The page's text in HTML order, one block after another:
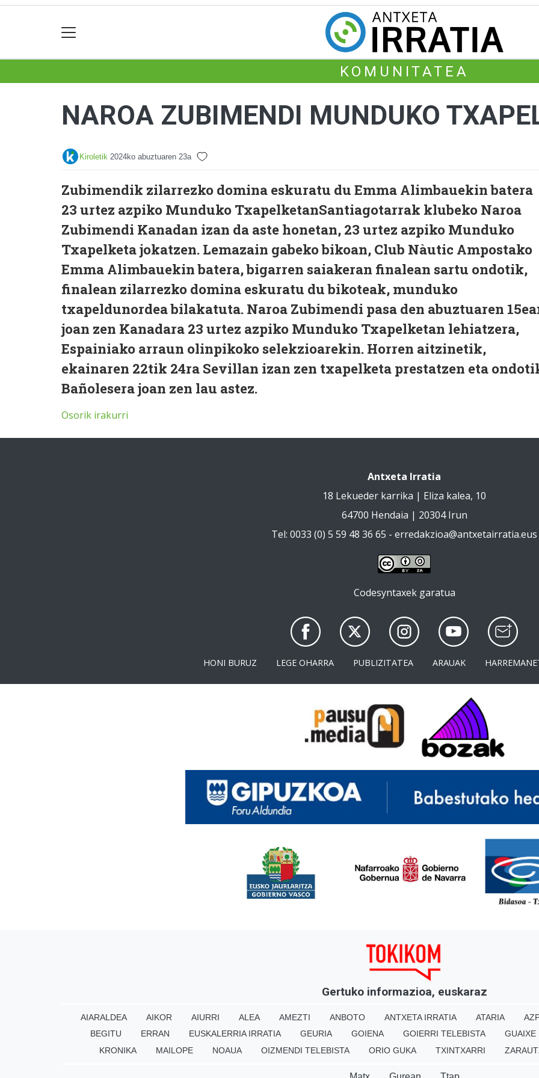
KOMUNITATEA
NAROA ZUBIMENDI MUNDUKO
Kiroletik 2024ko abuztuaren 23a
Zubimendik zilarrezko domina eskuratu du Emma Alimbauekin batera
23 urtez azpiko Munduko TxapelketanSantiagotarrak klubeko Naroa
Zubimendi Kanadan izan da aste honetan, 23 urtez azpiko Munduko
Txapelketa jokatzen. Lemazain gabeko bikoan, Club Nàutic Ampostako
Emma Alimbauekin batera, bigarren saiakeran finalean sartu ondotik,
finalean zilarrezko domina eskuratu du bikoteak, munduko
txapeldunordea bilakatuta. Naroa Zubimendi pasa den abuztuaren
joan zen Kanadara 23 urtez azpiko Munduko Txapelketan lehiatzera,
Espainiako arraun olinpikoko selekzioarekin. Horren aitzinetik,
ekainaren 22tik 24ra Sevillan izan zen txapelketa prestatzen eta
Bañolesera joan zen lau astez.
Osorik irakurri
Antxeta Irratia
18 Lekueder karrika | Eliza kalea, 10
64700 Hendaia | 20304 Irun
Tel: 0033 (0) 5 59 48 36 65 - erredakzioa@antxetairratia.eus
Codesyntaxek garatua
HONI BURUZ LEGE OHARRA PUBLIZITATEA ARAUAK
Gertuko informazioa, euskaraz
AIARALDEA AIKOR AIURRI ALEA AMEZTI ANBOTO ANTXETA IRRATIA ATARIA
BEGITU
ERRAN EUSKALERRIA IRRATIA GEURIA GOIENA GOIERRI TELEBISTA
GUAIXE
KRONIKA
MAILOPE NOAUA OIZMENDI TELEBISTA ORIO GUKA TXINTXARRI